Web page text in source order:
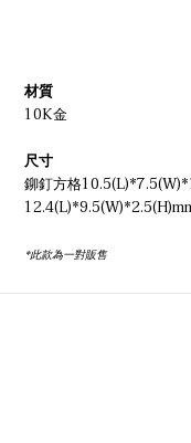
材質
10K金
尺寸
鉚釘方格
*此款為一對販售